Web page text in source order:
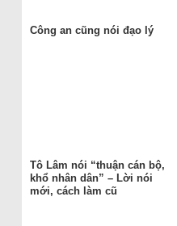
Công an cũng nói đạo lý
Tô Lâm nói “thuận cán bộ,
khổ nhân dân” – Lời nói
mới, cách làm cũ